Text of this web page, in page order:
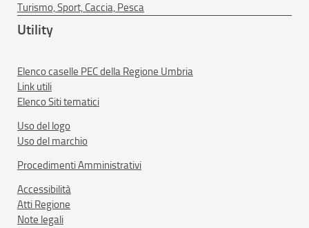
Turismo, Sport, Caccia, Pesca
Utility
Elenco caselle PEC della Regione Umbria
Link utili
Elenco Siti tematici
Uso del logo
Uso del marchio
Procedimenti Amministrativi
Accessibilità
Atti Regione
Note legali